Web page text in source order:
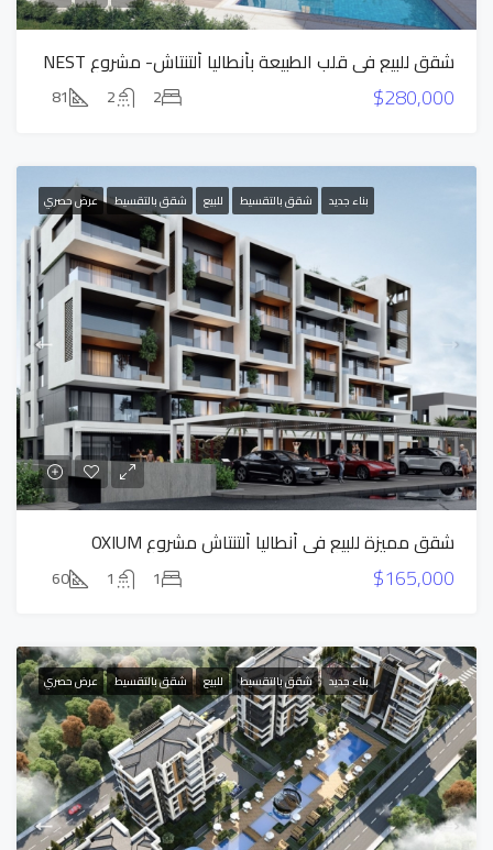
شقق للبيع في قلب الطبيعة بأنطاليا ألتنتاش- مشروع NEST
$280,000
2
2
81
بناء جديد شقق بالتقسيط للبيع شقق بالتقسيط عرض حصري
شقق مميزة للبيع في أنطاليا ألتنتاش مشروع OXIUM
$165,000
1
1
60
بناء جديد شقق بالتقسيط للبيع شقق بالتقسيط عرض حصري